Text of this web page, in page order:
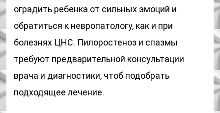
оградить ребенка от сильных эмоций и
обратиться к невропатологу, как и при
болезнях ЦНС. Пилоростеноз и спазмы
требуют предварительной консультации
врача и диагностики, чтоб подобрать
подходящее лечение.